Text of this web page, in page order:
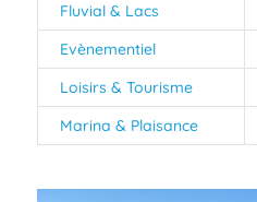
Fluvial & Lacs
Evènementiel
Loisirs & Tourisme
Marina & Plaisance